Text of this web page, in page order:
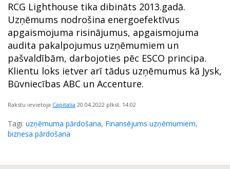
RCG Lighthouse tika dibināts 2013.gadā.
Uzņēmums nodrošina energoefektīvus
apgaismojuma risinājumus, apgaismojuma
audita pakalpojumus uzņēmumiem un
pašvaldībām, darbojoties pēc ESCO principa.
Klientu loks ietver arī tādus uzņēmumus kā Jysk,
Būvniecības ABC un Accenture.
Rakstu ievietoja Capitalia 20.04.2022 plkst. 14:02
Tagi: uzņēmuma pārdošana, Finansējums uzņēmumiem,
biznesa pārdošana